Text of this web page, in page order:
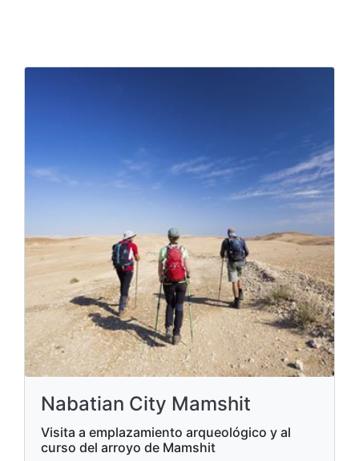
Nabatian City Mamshit
Visita a emplazamiento arqueológico y al
curso del arroyo de Mamshit